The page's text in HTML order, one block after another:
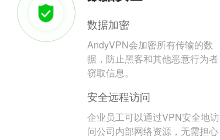
数据加密
AndyVPN会加密所有传输的数
据，防止黑客和其他恶意行为者
窃取信息。
安全远程访问
企业员工可以通过VPN安全地访
问公司内部网络资源，无需担心